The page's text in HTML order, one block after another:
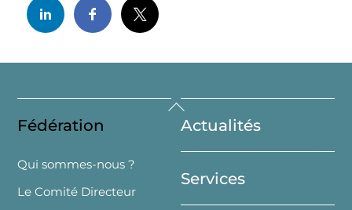
Back
To
Top
Fédération
Qui sommes-nous ?
Le Comité Directeur
Actualités
Services